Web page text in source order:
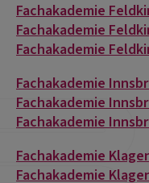
Fachakademie
Fachakademie
Fachakademie
Fachakademie
Fachakademie
Fachakademie
Fachakademie
Fachakademie